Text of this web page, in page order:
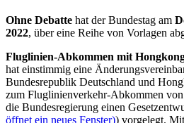
Ohne Debatte hat der Bundestag am
2022, über eine Reihe von Vorlagen
Fluglinien-Abkommen mit
hat einstimmig eine
Bundesrepublik Deutschland und
zum Fluglinienverkehr-Abkommen
die Bundesregierung einen
öffnet ein neues Fenster)) vorgelegt.